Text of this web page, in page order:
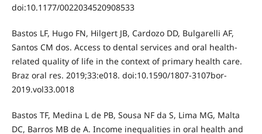
doi:10.1177/0022034520908533
Bastos LF, Hugo FN, Hilgert JB, Cardozo DD, Bulgarelli AF,
Santos CM dos. Access to dental services and oral health-
related quality of life in the context of primary health care.
Braz oral res. 2019;33:e018. doi:10.1590/1807-3107bor-
2019.vol33.0018
Bastos TF, Medina L de PB, Sousa NF da S, Lima MG, Malta
DC, Barros MB de A. Income inequalities in oral health and